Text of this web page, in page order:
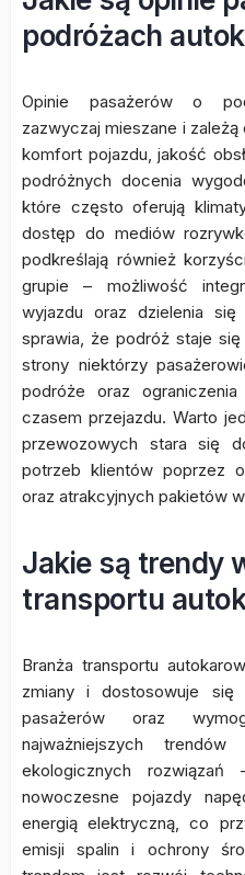
podróżach
Opinie pasażerów o
zazwyczaj mieszane i
komfort pojazdu, jakość
podróżnych docenia
które często oferują
dostęp do mediów
podkreślają również
grupie – możliwość
wyjazdu oraz dzielenia się
sprawia, że podróż staje
strony niektórzy
podróże oraz
czasem przejazdu. Warto
przewozowych stara się
potrzeb klientów poprzez
oraz atrakcyjnych pakietów
Jakie są trendy
transportu
Branża transportu
zmiany i dostosowuje się
pasażerów oraz
najważniejszych
ekologicznych
nowoczesne pojazdy
energią elektryczną, co
emisji spalin i ochrony